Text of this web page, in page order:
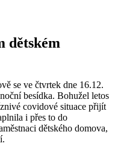
dětském
se ve čtvrtek dne 16.12.
besídka. Bohužel letos
covidové situace přijít
i přes to do
dětského domova,